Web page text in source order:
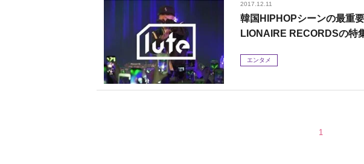
2017.12.11
韓国HIPHOPシーンの最重
LIONAIRE RECORDSの特
エンタメ
1